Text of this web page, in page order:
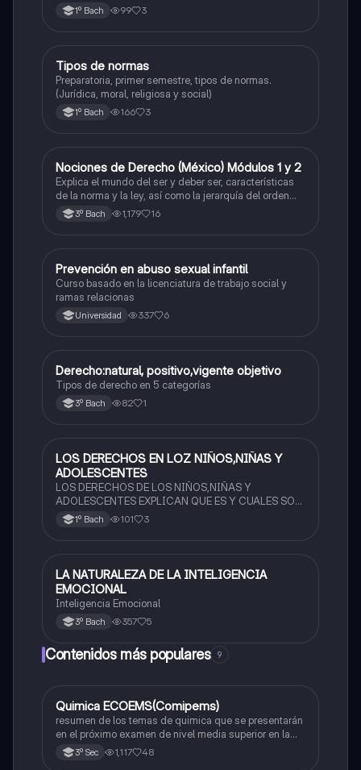
1º Bach 99 3
Ética y valores
Tipos de normas
Preparatoria, primer semestre, tipos de normas.
(Jurídica, moral, religiosa y social)
1º Bach 166 3
Ética y valores
Nociones de Derecho (México) Módulos 1 y 2
Explica el mundo del ser y deber ser, características
de la norma y la ley, así como la jerarquía del orden
jurídico mexicano. El concepto de derecho y su
clasificación, las fuentes del derecho y los factores de
3º Bach 1,179 16
Ética y valores
Prevención en abuso sexual infantil
Curso basado en la licenciatura de trabajo social y
ramas relacionas
Universidad 337 6
Ética y valores
Derecho:natural, positivo,vigente objetivo
Tipos de derecho en 5 categorías
3º Bach 82 1
Ética y valores
LOS DERECHOS EN LOZ NIÑOS,NIÑAS Y
ADOLESCENTES
LOS DERECHOS DE LOS NIÑOS,NIÑAS Y
ADOLESCENTES EXPLICAN QUE ES Y CUALES SON
SUS DERECHOS
1º Bach 101 3
Ética y valores
LA NATURALEZA DE LA INTELIGENCIA
EMOCIONAL
Inteligencia Emocional
3º Bach 357 5
Contenidos más populares 9
Química
Quimica ECOEMS(Comipems)
resumen de los temas de quimica que se presentarán
en el próximo examen de nivel media superior en la
zona metropolitana de el valle de México
3º Sec 1,117 48